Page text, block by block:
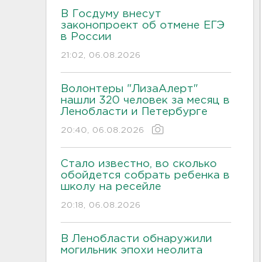
В Госдуму внесут
законопроект об отмене ЕГЭ
в России
21:02, 06.08.2026
Волонтеры "ЛизаАлерт"
нашли 320 человек за месяц в
Ленобласти и Петербурге
20:40, 06.08.2026
Стало известно, во сколько
обойдется собрать ребенка в
школу на ресейле
20:18, 06.08.2026
В Ленобласти обнаружили
могильник эпохи неолита